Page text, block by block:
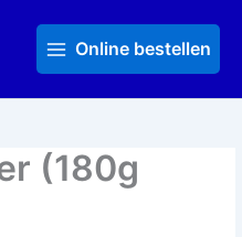
MenuOnline bestellen
(180g